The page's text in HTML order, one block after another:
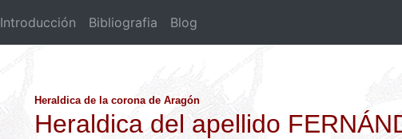
Introducción Bibliografia Blog
Heraldica de la corona de Aragón
Heraldica del apellido